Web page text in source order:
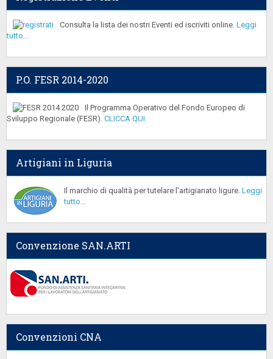
Consulta la lista dei nostri Eventi ed iscriviti online. Leggi
tutto...
P.O. FESR 2014-2020
Il Programma Operativo del Fondo Europeo di
Sviluppo Regionale (FESR). CLICCA QUI
Artigiani in Liguria
Il marchio di qualità per tutelare l'artigianato ligure. Leggi
tutto...
Convenzione SAN.ARTI
Convenzioni CNA